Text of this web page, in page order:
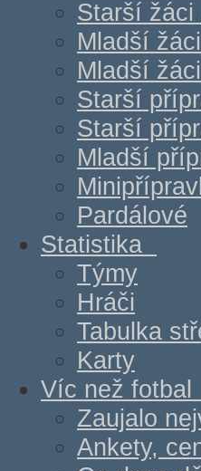
Starší žáci
Mladší
Mladší
Starší
Starší
Mladší
Pardálové
Statistika
Týmy
Hráči
Tabulka
Karty
Víc než fotbal
Zaujalo
Ankety,